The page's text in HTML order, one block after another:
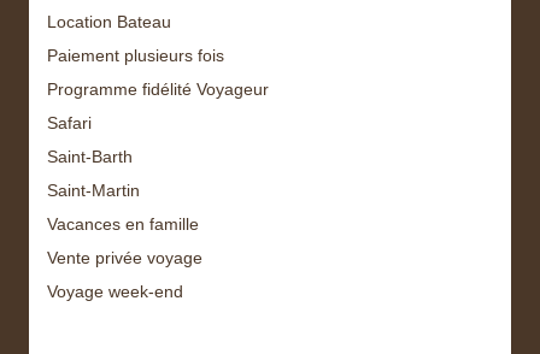
Location Bateau
Paiement plusieurs fois
Programme fidélité Voyageur
Safari
Saint-Barth
Saint-Martin
Vacances en famille
Vente privée voyage
Voyage week-end